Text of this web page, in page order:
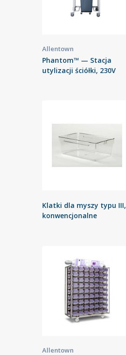
Allentown
Phantom™ — Stacja
utylizacji ściółki, 230V
Klatki dla myszy typu III,
konwencjonalne
Allentown